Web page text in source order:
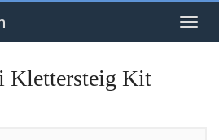
Klettersteig Kit